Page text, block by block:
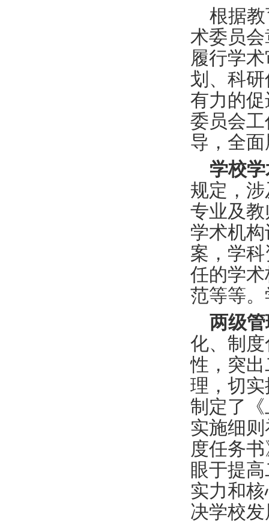
根据
术委员
履行学
划、科
有力的
委员会
导，全
学校
规定，
专业及
学术机
案，学
任的学
范等等
两级
化、制
性，突
理，切
制定了
实施细
度任务
眼于提
实力和
决学校